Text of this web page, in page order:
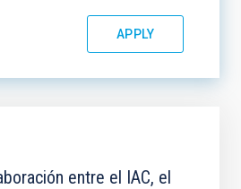
entre el IAC, el